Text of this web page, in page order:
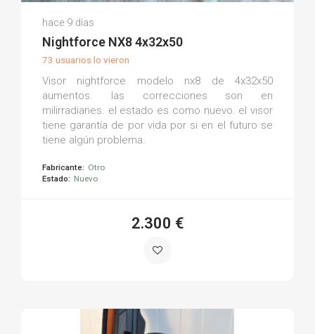
Roberto O.
(0)
hace 9 días
Nightforce NX8 4x32x50
73 usuarios lo vieron
Visor nightforce modelo nx8 de 4x32x50
aumentos. las correcciones son en
milirradianes. el estado es como nuevo. el visor
tiene garantía de por vida por si en el futuro se
tiene algún problema.
Fabricante: Otro
Estado: Nuevo
2.300 €